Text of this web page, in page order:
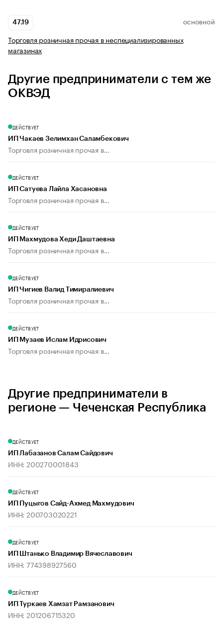
47.19 ОСНОВНОЙ
Торговля розничная прочая в неспециализированных
магазинах
Другие предприниматели с тем же
ОКВЭД
ДЕЙСТВУЕТ
ИП Чакаев Зелимхан Саламбекович
Торговля розничная прочая в...
ДЕЙСТВУЕТ
ИП Сатуева Лайла Хасановна
Торговля розничная прочая в...
ДЕЙСТВУЕТ
ИП Махмудова Хеди Даштаевна
Торговля розничная прочая в...
ДЕЙСТВУЕТ
ИП Чигиев Валид Тимиралиевич
Торговля розничная прочая в...
ДЕЙСТВУЕТ
ИП Музаев Ислам Идрисович
Торговля розничная прочая в...
Другие предприниматели в
регионе — Чеченская Республика
ДЕЙСТВУЕТ
ИП Лабазанов Салам Сайдович
ИНН: 200270001843
ДЕЙСТВУЕТ
ИП Пуцыгов Сайд-Ахмед Махмудович
ИНН: 200703020221
ДЕЙСТВУЕТ
ИП Штанько Владимир Вячеславович
ИНН: 774398927560
ДЕЙСТВУЕТ
ИП Туркаев Хамзат Рамзанович
ИНН: 201206715320